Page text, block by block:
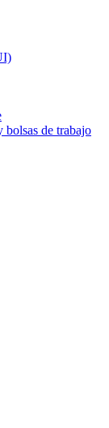
bolsas de trabajo